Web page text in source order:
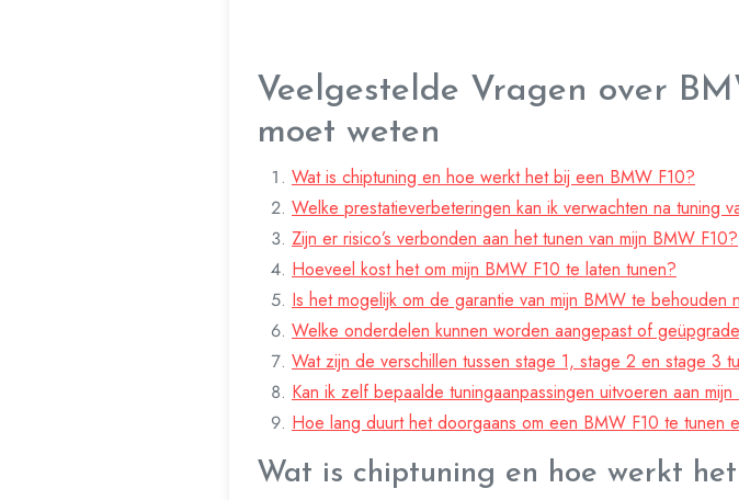
Veelgestelde Vragen over
moet weten
Wat is chiptuning en hoe werkt het bij een BMW F10?
Welke prestatieverbeteringen kan ik verwachten na tuning
Zijn er risico’s verbonden aan het tunen van mijn BMW F10?
Hoeveel kost het om mijn BMW F10 te laten tunen?
Is het mogelijk om de garantie van mijn BMW te behouden
Welke onderdelen kunnen worden aangepast of
Wat zijn de verschillen tussen stage 1, stage 2 en stage 3
Kan ik zelf bepaalde tuningaanpassingen uitvoeren aan
Hoe lang duurt het doorgaans om een BMW F10 te tunen
Wat is chiptuning en hoe werkt